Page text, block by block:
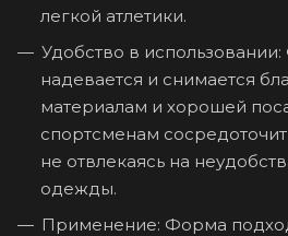
легкой атлетики.
Удобство в
надевается и снимается
материалам и хорошей
спортсменам
не отвлекаясь на
одежды.
Применение: Форма